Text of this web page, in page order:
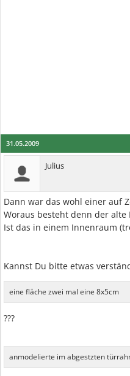
31.05.2009
Julius
Dann war das wohl einer auf
Woraus besteht denn der alte
Ist das in einem Innenraum
Kannst Du bitte etwas
eine fläche zwei mal eine 8x5cm
???
anmodelierte im abgestzten